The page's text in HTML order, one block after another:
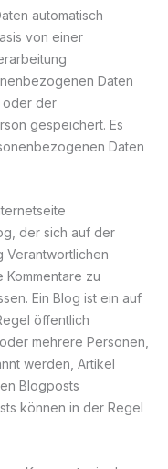
automatisch
von einer
Daten
oder der
gespeichert. Es
Daten
der sich auf der
Verantwortlichen
zu
Ein Blog ist ein auf
öffentlich
mehrere Personen,
werden, Artikel
Blogposts
können in der Regel